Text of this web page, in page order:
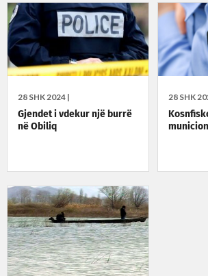
28 SHK 2024 |
Gjendet i vdekur një burrë
në Obiliq
28 SHK